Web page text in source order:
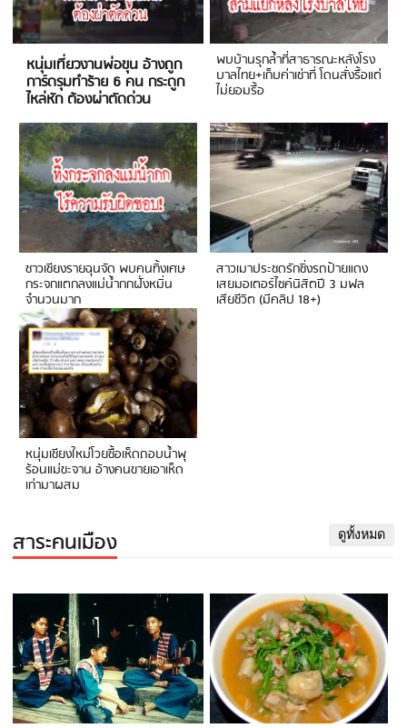
หนุ่มเที่ยวงานพ่อขุน อ้างถูก
การ์ดรุมทำร้าย 6 คน กระดูก
ไหล่หัก ต้องผ่าตัดด่วน
พบบ้านรุกล้ำที่สาธารณะหลังโรง
บาลไทย+เก็บค่าเช่าที่ โดนสั่งรื้อแต่
ไม่ยอมรื้อ
ชาวเชียงรายฉุนจัด พบคนทิ้งเศษ
กระจกแตกลงแม่น้ำกกฝั่งหมิ่น
จำนวนมาก
สาวเมาประชดรักซิ่งรถป้ายแดง
เสยมอเตอร์ไซค์นิสิตปี 3 มฟล
เสียชีวิต (มีคลิป 18+)
หนุ่มเชียงใหม่โวยซื้อเห็ดถอบน้ำพุ
ร้อนแม่ขะจาน อ้างคนขายเอาเห็ด
เก่ามาผสม
สาระคนเมือง ดูทั้งหมด